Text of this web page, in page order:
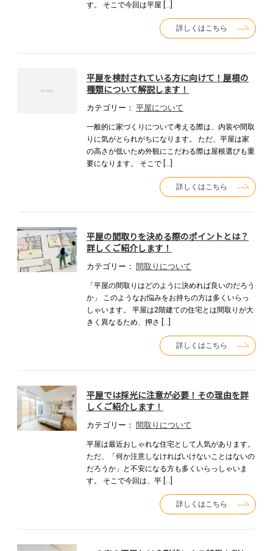
す。 そこで今回は平屋 […]
詳しくはこちら
平屋を検討されている方に向けて！屋根の
種類について解説します！
カテゴリー： 平屋について
一般的に家づくりについて考える際は、内装や間取
りに気がとられがちになります。 ただ、平屋は家
の高さが低いため外観にこだわる際は屋根選びも重
要になります。 そこで […]
詳しくはこちら
平屋の間取りを決める際のポイントとは？
詳しくご紹介します！
カテゴリー： 間取りについて
「平屋の間取りはどのように決めれば良いのだろう
か」 このようなお悩みをお持ちの方は多くいらっ
しゃいます。 平屋は2階建ての住宅とは間取りが大
きく異なるため、押さ […]
詳しくはこちら
平屋では採光に注意が必要！その理由を詳
しくご紹介します！
カテゴリー： 間取りについて
平屋は最近おしゃれな住宅として人気があります。
ただ、「何か注意しなければいけないことはないの
だろうか」と不安になる方も多くいらっしゃいま
す。 そこで今回は、平 […]
詳しくはこちら